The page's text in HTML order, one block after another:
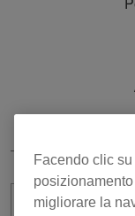
Facendo clic su
migliorare la